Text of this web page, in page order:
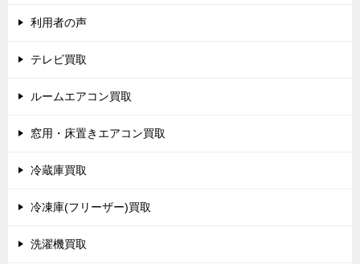
利用者の声
テレビ買取
ルームエアコン買取
窓用・床置きエアコン買取
冷蔵庫買取
冷凍庫(フリーザー)買取
洗濯機買取